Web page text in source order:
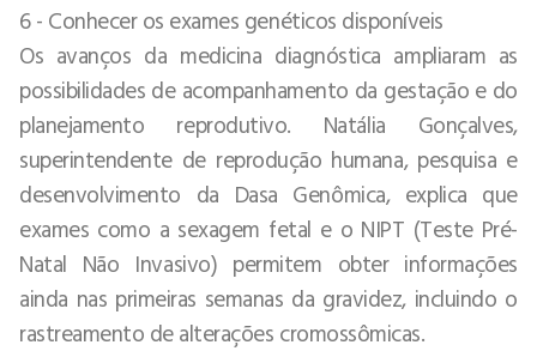
6 - Conhecer os exames genéticos disponíveis
Os avanços da medicina diagnóstica ampliaram as
possibilidades de acompanhamento da gestação e do
planejamento reprodutivo. Natália Gonçalves,
superintendente de reprodução humana, pesquisa e
desenvolvimento da Dasa Genômica, explica que
exames como a sexagem fetal e o NIPT (Teste Pré-
Natal Não Invasivo) permitem obter informações
ainda nas primeiras semanas da gravidez, incluindo o
rastreamento de alterações cromossômicas.